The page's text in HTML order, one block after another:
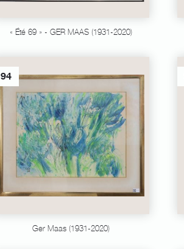
« Été 69 » - GER MAAS (1931-2020)
94
Ger Maas (1931-2020)